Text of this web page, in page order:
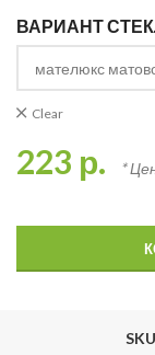
ВАРИАНТ
Clear
223 р. *